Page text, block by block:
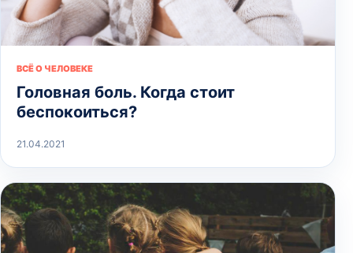
ВСЁ О ЧЕЛОВЕКЕ
Головная боль. Когда стоит
беспокоиться?
21.04.2021